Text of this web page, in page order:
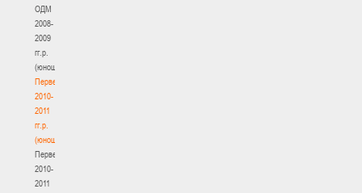
ОДМ
2008-
2009
гг.р.
(юноши)
Первенство
2010-
2011
гг.р.
(юноши)
Первенство
2010-
2011